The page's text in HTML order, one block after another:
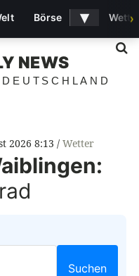
NEWS
2026 8:13 Wetter
Suchen
Börse ▾ ›